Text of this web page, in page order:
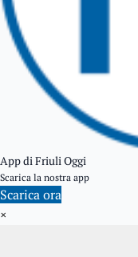
App di Friuli Oggi
Scarica la nostra app
Scarica ora
×